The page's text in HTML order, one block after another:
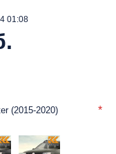
01:08
(2015-2020)